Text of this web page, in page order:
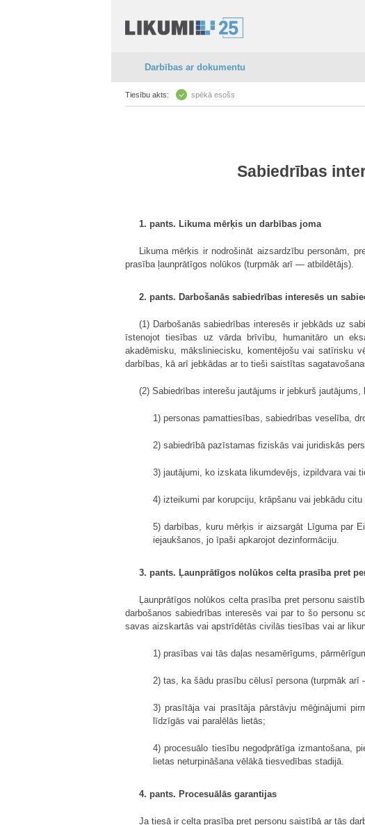
Darbības ar dokumentu
Tiesību akts: spēkā esošs
Sabiedrības
1. pants. Likuma mērķis un darbības joma
Likuma mērķis ir nodrošināt aizsardzību personām,
prasība ļaunprātīgos nolūkos (turpmāk arī — atbildētājs).
2. pants. Darbošanās sabiedrības interesēs un
(1) Darbošanās sabiedrības interesēs ir jebkāds uz
īstenojot tiesības uz vārda brīvību, humanitāro un
akadēmisku, māksliniecisku, komentējošu vai satīrisku
darbības, kā arī jebkādas ar to tieši saistītas
(2) Sabiedrības interešu jautājums ir jebkurš
1) personas pamattiesības, sabiedrības veselība,
2) sabiedrībā pazīstamas fiziskās vai juridiskās
3) jautājumi, ko izskata likumdevējs, izpildvara vai
4) izteikumi par korupciju, krāpšanu vai jebkādu
5) darbības, kuru mērķis ir aizsargāt Līguma par
iejaukšanos, jo īpaši apkarojot dezinformāciju.
3. pants. Ļaunprātīgos nolūkos celta prasība pret
Ļaunprātīgos nolūkos celta prasība pret personu
darbošanos sabiedrības interesēs vai par to šo personu
savas aizskartās vai apstrīdētās civilās tiesības vai ar
1) prasības vai tās daļas nesamērīgums,
2) tas, ka šādu prasību cēlusī persona (turpmāk
3) prasītāja vai prasītāja pārstāvju mēģinājumi
līdzīgās vai paralēlās lietās;
4) procesuālo tiesību negodprātīga izmantošana,
lietas neturpināšana vēlākā tiesvedības stadijā.
4. pants. Procesuālās garantijas
Ja tiesā ir celta prasība pret personu saistībā ar tās